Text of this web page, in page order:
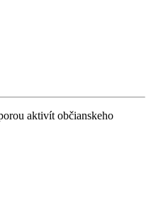
aktivít občianskeho